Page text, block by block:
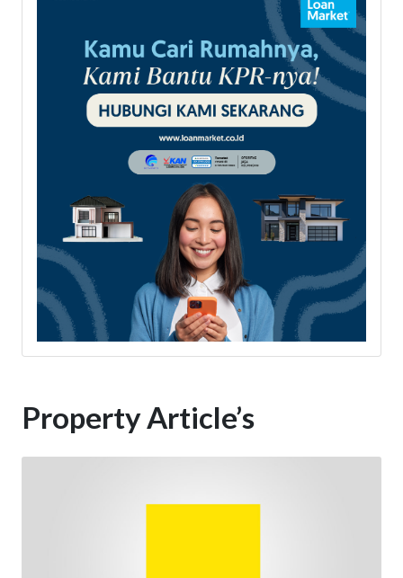
Property Article’s